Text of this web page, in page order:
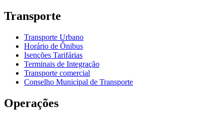
Transporte
Transporte Urbano
Horário de Ônibus
Isenções Tarifárias
Terminais de Integração
Transporte comercial
Conselho Municipal de Transporte
Operações